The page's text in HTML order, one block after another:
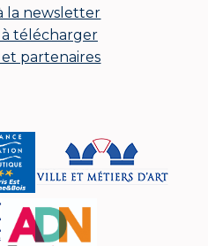
la newsletter
télécharger
partenaires